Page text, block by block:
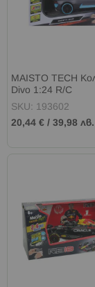
MAISTO TECH
Divo 1:24 R/C
SKU: 193602
20,44 € / 39,98 лв.